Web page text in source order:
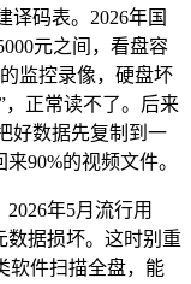
译码表。2026年国
元之间，看盘容
监控录像，硬盘坏
，正常读不了。后来
好数据先复制到一
90%的视频文件。
年5月流行用
数据损坏。这时别重
软件扫描全盘，能